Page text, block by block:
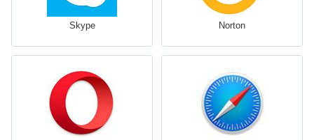
Skype Norton